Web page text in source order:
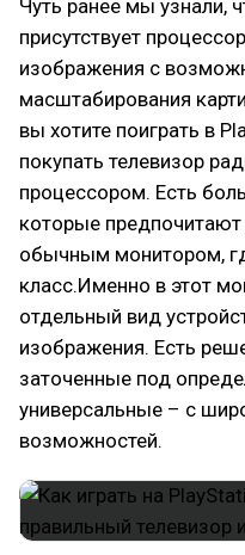
Чуть ранее мы узнали,
присутствует
изображения с
масштабирования
вы хотите поиграть в
покупать телевизор
процессором. Есть
которые
обычным монитором,
класс.Именно в этот
отдельный вид
изображения. Есть
заточенные под
универсальные – с
возможностей.